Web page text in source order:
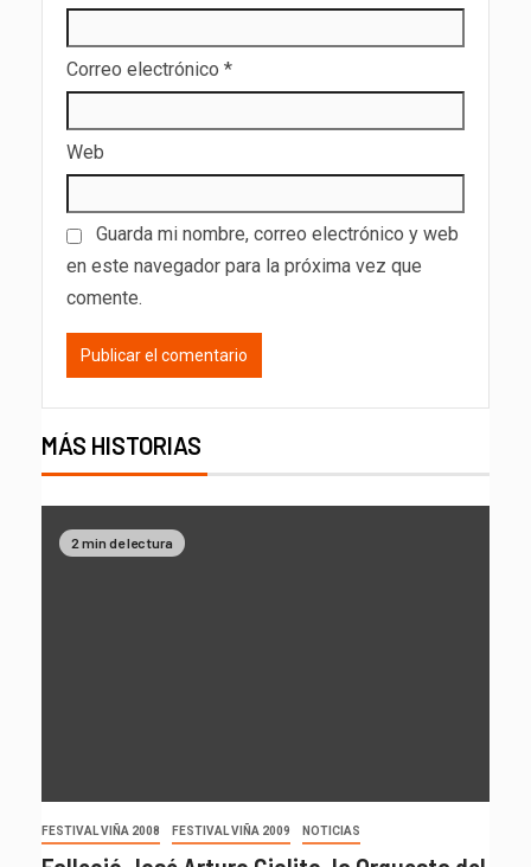
Correo electrónico *
Web
Guarda mi nombre, correo electrónico y web
en este navegador para la próxima vez que
comente.
MÁS HISTORIAS
2 min de lectura
FESTIVAL VIÑA 2008 FESTIVAL VIÑA 2009 NOTICIAS